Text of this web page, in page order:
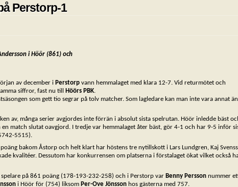
Perstorp-1
i Höör (861) och
av december i Perstorpvann hemmalaget med klara 12-7. Vid returmötet och
siffror, fast nu till
Höörs PBK.
som gett tio segrar på tolv matcher. Som lagledare kan man inte vara annat än
av, många serier avgjordes inte förrän i absolut sista spelrutan. Höör inledde bäst
match slutat oavgjord. I tredje var hemmalaget åter bäst, gör 4-1 och har 9-5 inför
5515).
bakom Åstorp och helt klart har höstens tre nytillskott i Lars Lundgren, Kaj
kvalitéer. Dessutom har konkurrensen om platserna i förstalaget ökat vilket också
på 861 poäng (178-193-232-258) och i Perstorp var Benny Perssonnummer
i Höör för (754) liksom Per-Ove Jönssonhos gästerna med 757.